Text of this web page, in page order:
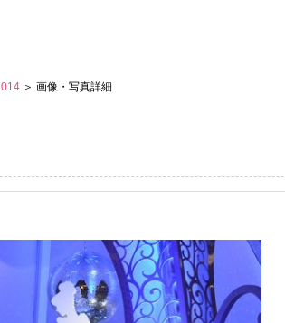
＞ 画像・写真詳細